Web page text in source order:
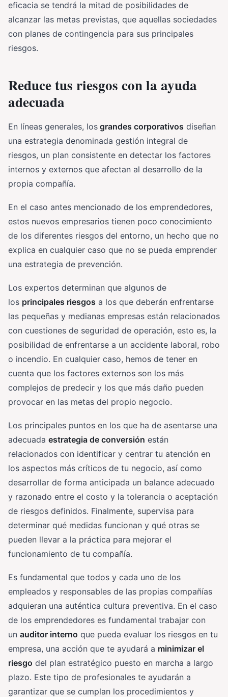
eficacia se tendrá la mitad de posibilidades de
alcanzar las metas previstas, que aquellas sociedades
con planes de contingencia para sus principales
riesgos.
Reduce tus riesgos con la ayuda
adecuada
En líneas generales, los grandes corporativos diseñan
una estrategia denominada gestión integral de
riesgos, un plan consistente en detectar los factores
internos y externos que afectan al desarrollo de la
propia compañía.
En el caso antes mencionado de los emprendedores,
estos nuevos empresarios tienen poco conocimiento
de los diferentes riesgos del entorno, un hecho que no
explica en cualquier caso que no se pueda emprender
una estrategia de prevención.
Los expertos determinan que algunos de
los principales riesgos a los que deberán enfrentarse
las pequeñas y medianas empresas están relacionados
con cuestiones de seguridad de operación, esto es, la
posibilidad de enfrentarse a un accidente laboral, robo
o incendio. En cualquier caso, hemos de tener en
cuenta que los factores externos son los más
complejos de predecir y los que más daño pueden
provocar en las metas del propio negocio.
Los principales puntos en los que ha de asentarse una
adecuada estrategia de conversión están
relacionados con identificar y centrar tu atención en
los aspectos más críticos de tu negocio, así como
desarrollar de forma anticipada un balance adecuado
y razonado entre el costo y la tolerancia o aceptación
de riesgos definidos. Finalmente, supervisa para
determinar qué medidas funcionan y qué otras se
pueden llevar a la práctica para mejorar el
funcionamiento de tu compañía.
Es fundamental que todos y cada uno de los
empleados y responsables de las propias compañías
adquieran una auténtica cultura preventiva. En el caso
de los emprendedores es fundamental trabajar con
un auditor interno que pueda evaluar los riesgos en tu
empresa, una acción que te ayudará a minimizar el
riesgo del plan estratégico puesto en marcha a largo
plazo. Este tipo de profesionales te ayudarán a
garantizar que se cumplan los procedimientos y